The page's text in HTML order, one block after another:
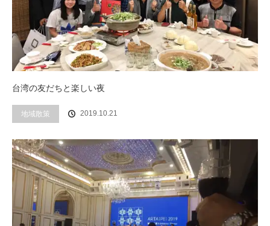
台湾の友だちと楽しい夜
地域散策 2019.10.21